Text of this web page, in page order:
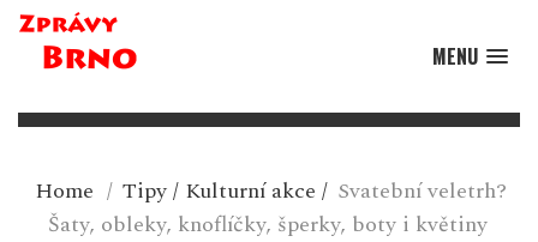
MENU
Home / Tipy/ Kulturní akce / Svatební veletrh?
Šaty, obleky, knoflíčky, šperky, boty i květiny